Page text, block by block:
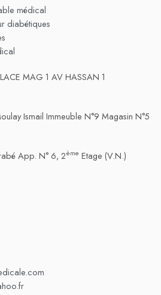
médical
diabétiques
MAG 1 AV HASSAN 1
Ismail Immeuble N°9 Magasin N°5
App. N° 6, 2ème Etage (V.N.)